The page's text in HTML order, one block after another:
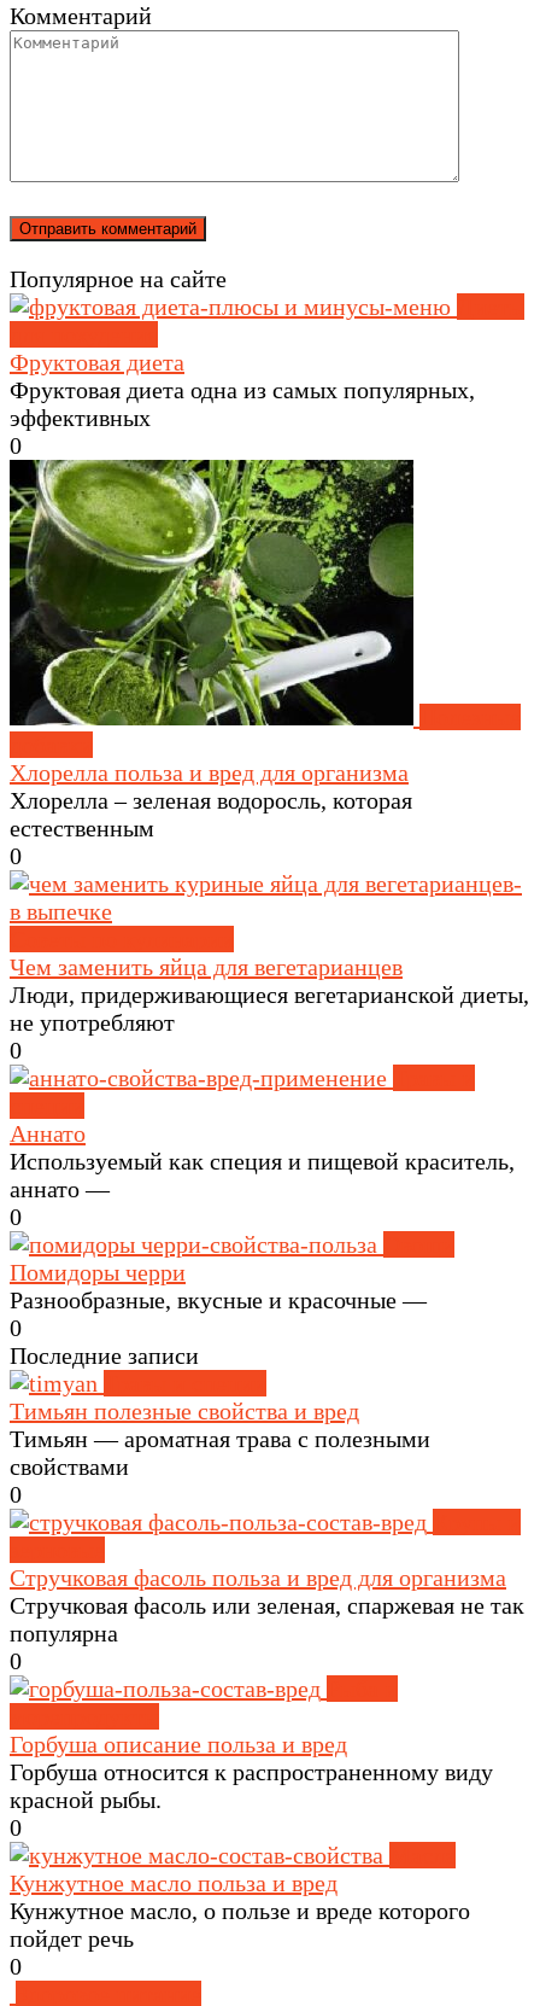
Комментарий
Популярное на сайте
Фруктовая диета
Фруктовая диета одна из самых популярных,
эффективных
0
Хлорелла польза и вред для организма
Хлорелла – зеленая водоросль, которая
естественным
0
Чем заменить яйца для вегетарианцев
Люди, придерживающиеся вегетарианской диеты,
не употребляют
0
Аннато
Используемый как специя и пищевой краситель,
аннато —
0
Помидоры черри
Разнообразные, вкусные и красочные —
0
Последние записи
Тимьян полезные свойства и вред
Тимьян — ароматная трава с полезными
свойствами
0
Стручковая фасоль польза и вред для организма
Стручковая фасоль или зеленая, спаржевая не так
популярна
0
Горбуша описание польза и вред
Горбуша относится к распространенному виду
красной рыбы.
0
Кунжутное масло польза и вред
Кунжутное масло, о пользе и вреде которого
пойдет речь
0